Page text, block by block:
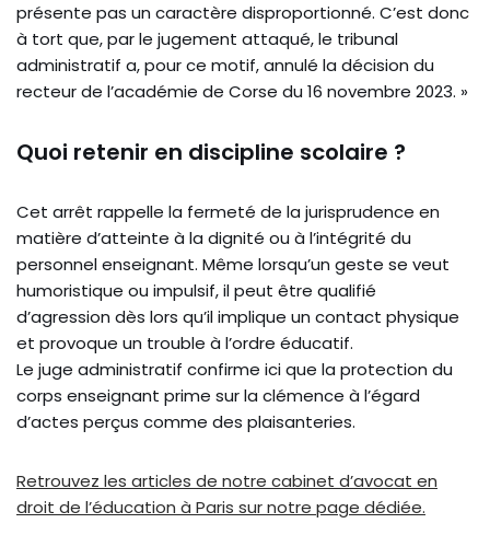
présente pas un caractère disproportionné. C’est donc
à tort que, par le jugement attaqué, le tribunal
administratif a, pour ce motif, annulé la décision du
recteur de l’académie de Corse du 16 novembre 2023. »
Quoi retenir en discipline scolaire ?
Cet arrêt rappelle la fermeté de la jurisprudence en
matière d’atteinte à la dignité ou à l’intégrité du
personnel enseignant. Même lorsqu’un geste se veut
humoristique ou impulsif, il peut être qualifié
d’agression dès lors qu’il implique un contact physique
et provoque un trouble à l’ordre éducatif.
Le juge administratif confirme ici que la protection du
corps enseignant prime sur la clémence à l’égard
d’actes perçus comme des plaisanteries.
Retrouvez les articles de notre cabinet d’avocat en
droit de l’éducation à Paris sur notre page dédiée.